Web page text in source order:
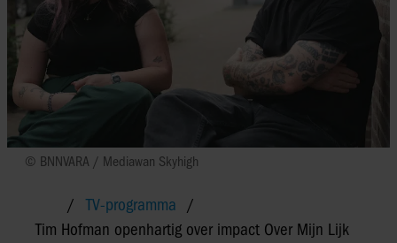
© BNNVARA / Mediawan Skyhigh
TV-programma
Tim Hofman openhartig over impact Over Mijn Lijk